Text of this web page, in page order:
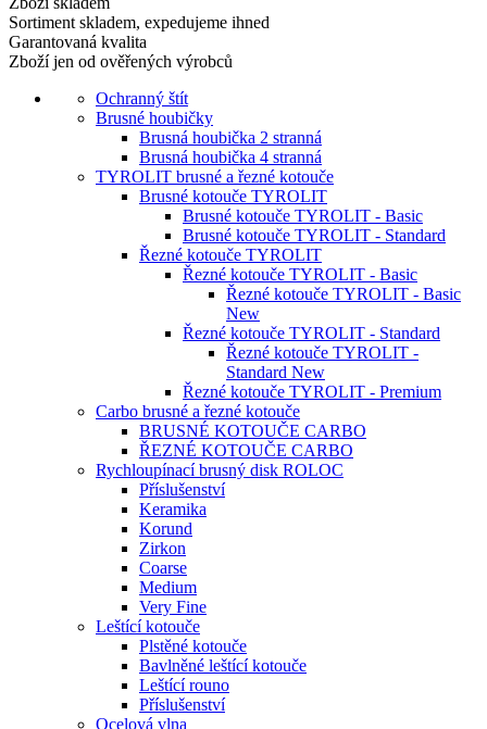
Sortiment skladem, expedujeme ihned
Garantovaná kvalita
Zboží jen od ověřených výrobců
Ochranný štít
Brusné houbičky
Brusná houbička 2 stranná
Brusná houbička 4 stranná
TYROLIT brusné a řezné kotouče
Brusné kotouče TYROLIT
Brusné kotouče TYROLIT - Basic
Brusné kotouče TYROLIT - Standard
Řezné kotouče TYROLIT
Řezné kotouče TYROLIT - Basic
Řezné kotouče TYROLIT - Basic
New
Řezné kotouče TYROLIT - Standard
Řezné kotouče TYROLIT -
Standard New
Řezné kotouče TYROLIT - Premium
Carbo brusné a řezné kotouče
BRUSNÉ KOTOUČE CARBO
ŘEZNÉ KOTOUČE CARBO
Rychloupínací brusný disk ROLOC
Příslušenství
Keramika
Korund
Zirkon
Coarse
Medium
Very Fine
Leštící kotouče
Plstěné kotouče
Bavlněné leštící kotouče
Leštící rouno
Příslušenství
Ocelová vlna